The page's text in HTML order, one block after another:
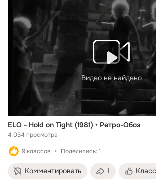
Видео не найдено
ELO - Hold on Tight (1981) • Ретро-Обоз
4 034 просмотра
9 классов Поделились: 1
Комментировать 1 Класс